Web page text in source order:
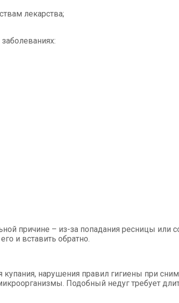
лекарства;
причине – из-за попадания ресницы или
и вставить обратно.
нарушения правил гигиены при
Подобный недуг требует